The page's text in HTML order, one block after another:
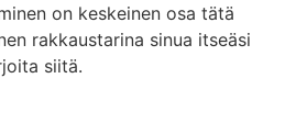
on keskeinen osa tätä
rakkaustarina sinua itseäsi
siitä.